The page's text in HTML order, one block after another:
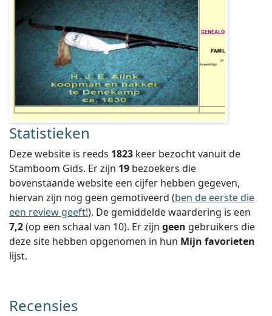
Statistieken
Deze website is reeds 1823 keer bezocht vanuit de
Stamboom Gids. Er zijn 19 bezoekers die
bovenstaande website een cijfer hebben gegeven,
hiervan zijn nog geen gemotiveerd (ben de eerste die
een review geeft!). De gemiddelde waardering is een
7,2(op een schaal van 10). Er zijn geen gebruikers die
deze site hebben opgenomen in hun Mijn favorieten
lijst.
Recensies